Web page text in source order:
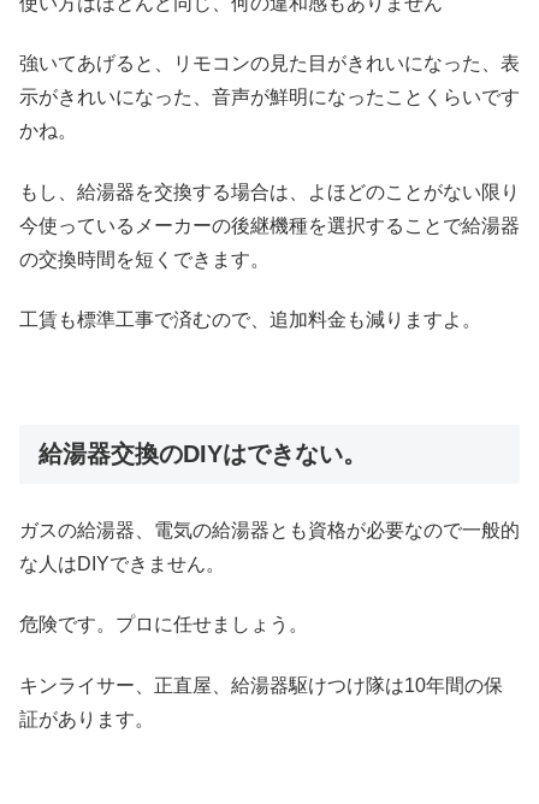
強いてあげると、リモコンの見た目がきれいになった、表
示がきれいになった、音声が鮮明になったことくらいです
かね。
もし、給湯器を交換する場合は、よほどのことがない限り
今使っているメーカーの後継機種を選択することで給湯器
の交換時間を短くできます。
工賃も標準工事で済むので、追加料金も減りますよ。
給湯器交換のDIYはできない。
ガスの給湯器、電気の給湯器とも資格が必要なので一般的
な人はDIYできません。
危険です。プロに任せましょう。
キンライサー、正直屋、給湯器駆けつけ隊は10年間の保
証があります。